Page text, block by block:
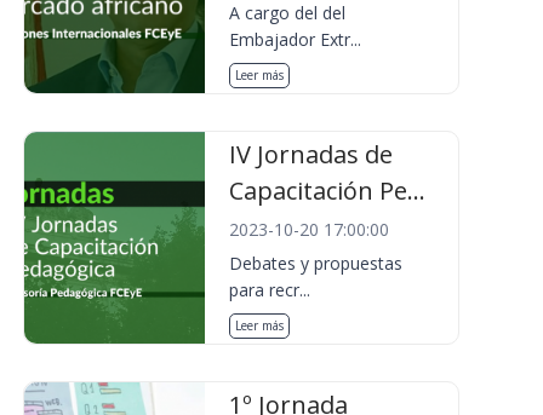
A cargo del del
Embajador Extr...
Leer más
IV Jornadas de
Capacitación Pe...
2023-10-20 17:00:00
Debates y propuestas
para recr...
Leer más
1º Jornada